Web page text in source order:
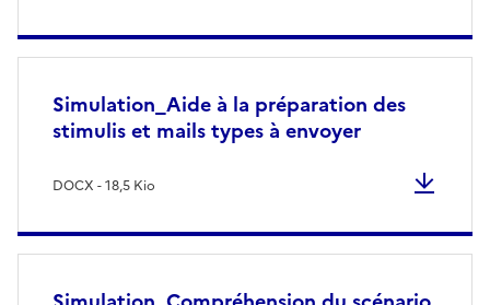
Simulation_Aide à la préparation des
stimulis et mails types à envoyer
DOCX - 18,5 Kio